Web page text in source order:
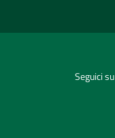
Seguici su